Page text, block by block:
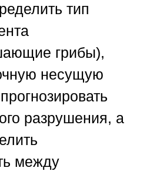
тип
грибы),
несущую
разрушения, а
между